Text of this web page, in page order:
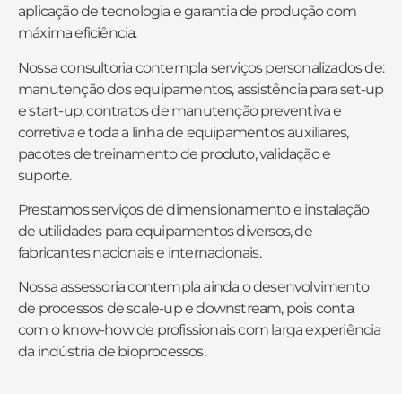
aplicação de tecnologia e garantia de produção com
máxima eficiência.
Nossa consultoria contempla serviços personalizados de:
manutenção dos equipamentos, assistência para set-up
e start-up, contratos de manutenção preventiva e
corretiva e toda a linha de equipamentos auxiliares,
pacotes de treinamento de produto, validação e
suporte.
Prestamos serviços de dimensionamento e instalação
de utilidades para equipamentos diversos, de
fabricantes nacionais e internacionais.
Nossa assessoria contempla ainda o desenvolvimento
de processos de scale-up e downstream, pois conta
com o know-how de profissionais com larga experiência
da indústria de bioprocessos.